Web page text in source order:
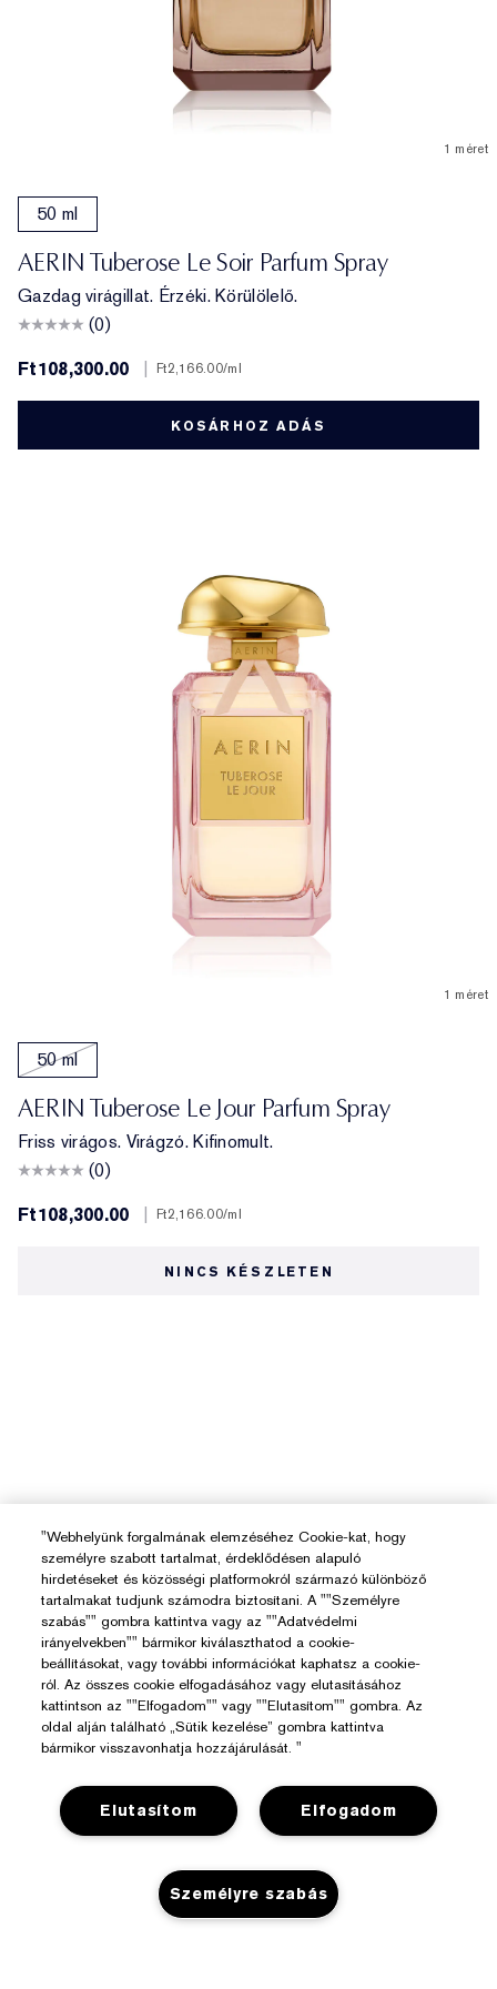
1 méret
50 ml
AERIN Tuberose Le Soir Parfum Spray
Gazdag virágillat. Érzéki. Körülölelő.
(0)
Ft108,300.00
Ft2,166.00/ml
KOSÁRHOZ ADÁS
1 méret
50 ml
AERIN Tuberose Le Jour Parfum Spray
Friss virágos. Virágzó. Kifinomult.
(0)
Ft108,300.00
Ft2,166.00/ml
NINCS KÉSZLETEN
Segítségre Van Szükséged?
"Webhelyünk forgalmának elemzéséhez Cookie-kat, hogy
személyre szabott tartalmat, érdeklődésen alapuló
hirdetéseket és közösségi platformokról származó különböző
tartalmakat tudjunk számodra biztosítani. A ""Személyre
szabás"" gombra kattintva vagy az ""Adatvédelmi
irányelvekben"" bármikor kiválaszthatod a cookie-
beállításokat, vagy további információkat kaphatsz a cookie-
ról. Az összes cookie elfogadásához vagy elutasításához
kattintson az ""Elfogadom"" vagy ""Elutasítom"" gombra. Az
oldal alján található „Sütik kezelése” gombra kattintva
bármikor visszavonhatja hozzájárulását. "
Elfogadom
Elutasítom
Személyre szabás